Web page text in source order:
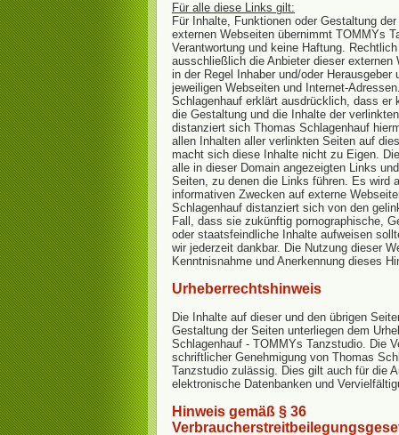
Für alle diese Links gilt:
Für Inhalte, Funktionen oder Gestaltung
externen Webseiten übernimmt TOMMYs
Verantwortung und keine Haftung.
ausschließlich die Anbieter dieser externen
in der Regel Inhaber und/oder Herausgeber
jeweiligen Webseiten und Internet-
Schlagenhauf erklärt ausdrücklich, dass er
die Gestaltung und die Inhalte der
distanziert sich Thomas Schlagenhauf
allen Inhalten aller verlinkten Seiten auf
macht sich diese Inhalte nicht zu Eigen.
alle in dieser Domain angezeigten Links
Seiten, zu denen die Links führen. Es wird
informativen Zwecken auf externe
Schlagenhauf distanziert sich von den
Fall, dass sie zukünftig pornographische,
oder staatsfeindliche Inhalte aufweisen
wir jederzeit dankbar. Die Nutzung dieser
Kenntnisnahme und Anerkennung dieses
Urheberrechtshinweis
Die Inhalte auf dieser und den übrigen
Gestaltung der Seiten unterliegen dem
Schlagenhauf - TOMMYs Tanzstudio. Die
schriftlicher Genehmigung von Thomas
Tanzstudio zulässig. Dies gilt auch für die
elektronische Datenbanken und
Hinweis gemäß § 36